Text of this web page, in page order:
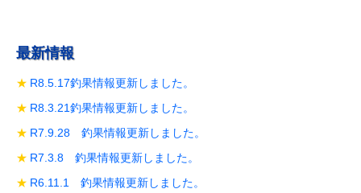
最新情報
R8.5.17釣果情報更新しました。
R8.3.21釣果情報更新しました。
R7.9.28 釣果情報更新しました。
R7.3.8 釣果情報更新しました。
R6.11.1 釣果情報更新しました。